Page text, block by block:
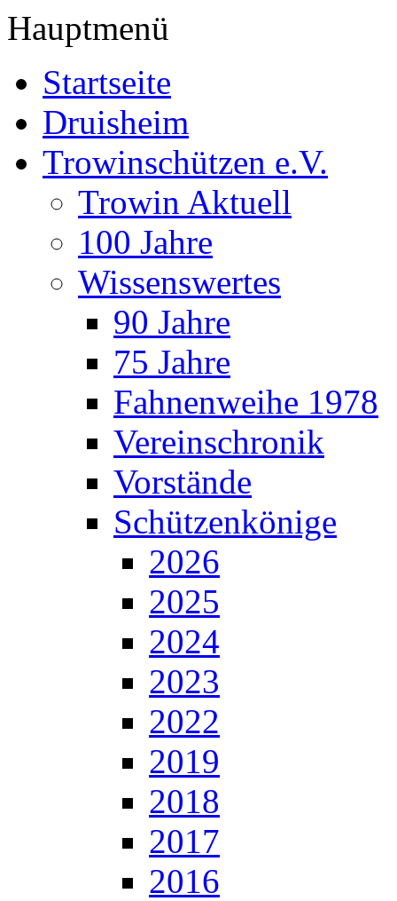
Hauptmenü
Startseite
Druisheim
Trowinschützen e.V.
Trowin Aktuell
100 Jahre
Wissenswertes
90 Jahre
75 Jahre
Fahnenweihe 1978
Vereinschronik
Vorstände
Schützenkönige
2026
2025
2024
2023
2022
2019
2018
2017
2016